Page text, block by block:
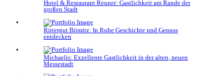
Hotel & Restaurant Reuner: Gastlichkeit am Rande der
großen Stadt
Rittergut Bömitz: In Ruhe Geschichte und Genuss
entdecken
Michaelis: Exzellente Gastlichkeit in der alten, neuen
Messestadt